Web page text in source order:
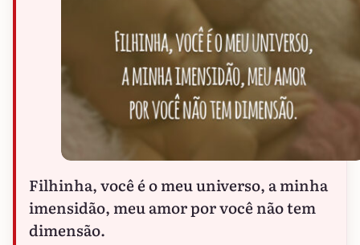
Filhinha, você é o meu universo, a minha
imensidão, meu amor por você não tem
dimensão.